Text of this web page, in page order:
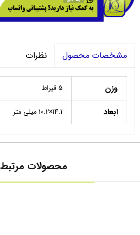
مشخصات محصول نظرات
وزن 5 قیراط
ابعاد 14.1×۱0.2 میلی متر
محصولات مرتبط